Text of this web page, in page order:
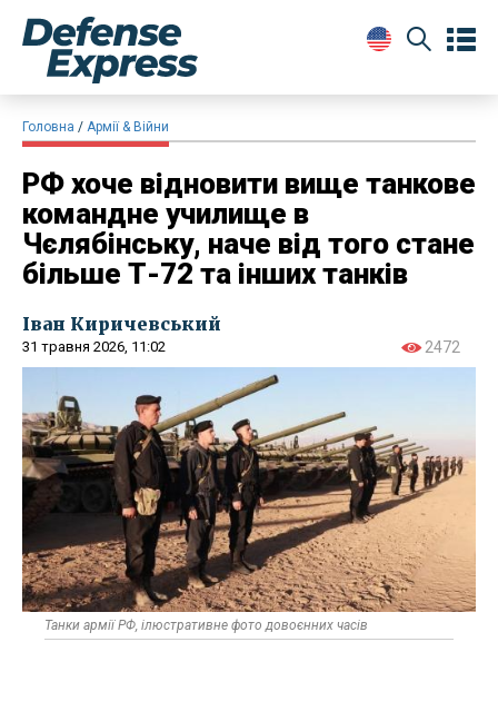
Головна Армії & Війни
РФ хоче відновити вище танкове
командне училище в
Чєлябінську, наче від того стане
більше Т-72 та інших танків
Іван Киричевський
31 травня 2026, 11:02 2472
Танки армії РФ, ілюстративне фото довоєнних часів